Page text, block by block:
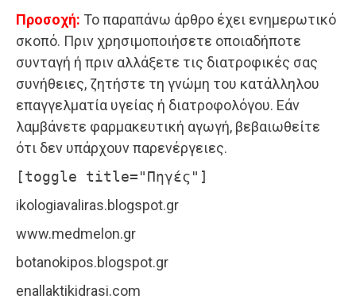
Προσοχή: Το παραπάνω άρθρο έχει ενημερωτικό
σκοπό. Πριν χρησιμοποιήσετε οποιαδήποτε
συνταγή ή πριν αλλάξετε τις διατροφικές σας
συνήθειες, ζητήστε τη γνώμη του κατάλληλου
επαγγελματία υγείας ή διατροφολόγου. Εάν
λαμβάνετε φαρμακευτική αγωγή, βεβαιωθείτε
ότι δεν υπάρχουν παρενέργειες.
[toggle title="Πηγές"]
ikologiavaliras.blogspot.gr
www.medmelon.gr
botanokipos.blogspot.gr
enallaktikidrasi.com